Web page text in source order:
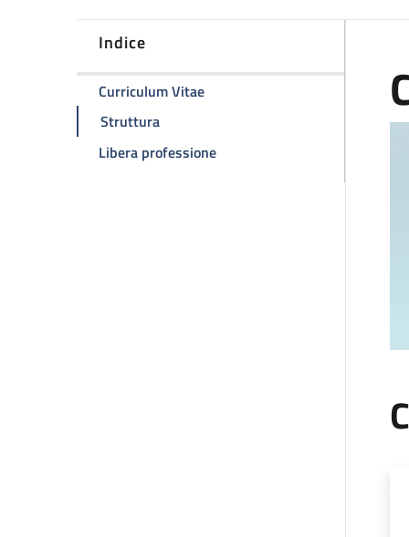
Indice
Curriculum Vitaedella pagina Claudio Zamagni
Strutturadella pagina Claudio Zamagni
Libera professionedella pagina Claudio Zamagni